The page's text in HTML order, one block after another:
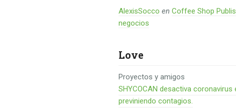
AlexisSocco enCoffee Shop
negocios
Love
Proyectos y amigos
SHYCOCAN desactiva coronavirus
previniendo contagios.